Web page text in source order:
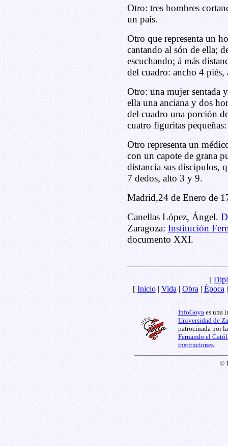
Otro: tres hombres
un pais.
Otro que representa un
cantando al són de ella;
escuchando; á más
del cuadro: ancho 4 piés,
Otro: una mujer sentada
ella una anciana y dos
del cuadro una porción
cuatro figuritas
Otro representa un
con un capote de grana
distancia sus discipulos,
7 dedos, alto 3 y 9.
Madrid,24 de Enero de
Canellas López, Ángel.
Zaragoza: Institución
documento XXI.
[
[ Inicio| Vida | Obra | Época
InfoGoya es una
Universidad de
patrocinada por
Fernando el
instituciones
©